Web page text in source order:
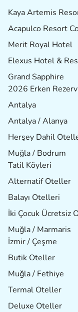
Kaya Artemis
Acapulco Resort
Merit Royal Hotel
Elexus Hotel &
Grand Sapphire
2026 Erken
Antalya
Antalya / Alanya
Herşey Dahil
Muğla / Bodrum
Tatil Köyleri
Alternatif Oteller
Balayı Otelleri
İki Çocuk Ücretsiz
Muğla / Marmaris
İzmir / Çeşme
Butik Oteller
Muğla / Fethiye
Termal Oteller
Deluxe Oteller